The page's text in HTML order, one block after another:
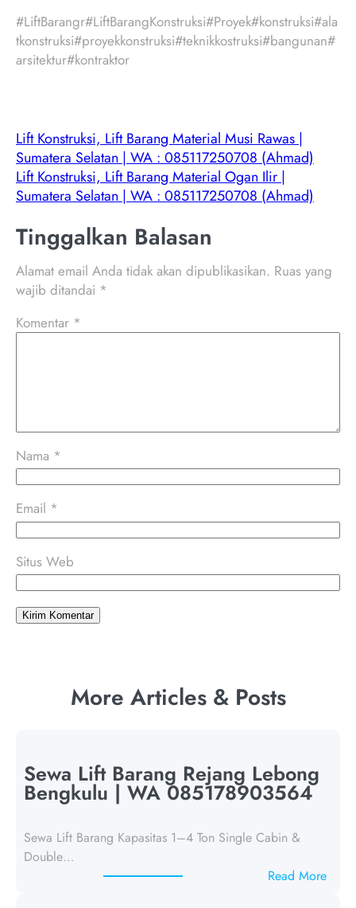
#LiftBarangr#LiftBarangKonstruksi#Proyek#konstruksi#ala
tkonstruksi#proyekkonstruksi#teknikkostruksi#bangunan#
arsitektur#kontraktor
Lift Konstruksi, Lift Barang Material Musi Rawas |
Sumatera Selatan | WA : 085117250708 (Ahmad)
Lift Konstruksi, Lift Barang Material Ogan Ilir |
Sumatera Selatan | WA : 085117250708 (Ahmad)
Tinggalkan Balasan
Alamat email Anda tidak akan dipublikasikan. Ruas yang
wajib ditandai *
Komentar *
Nama *
Email *
Situs Web
More Articles & Posts
Sewa Lift Barang Rejang Lebong
Bengkulu | WA 085178903564
Sewa Lift Barang Kapasitas 1–4 Ton Single Cabin &
Double…
Read More: